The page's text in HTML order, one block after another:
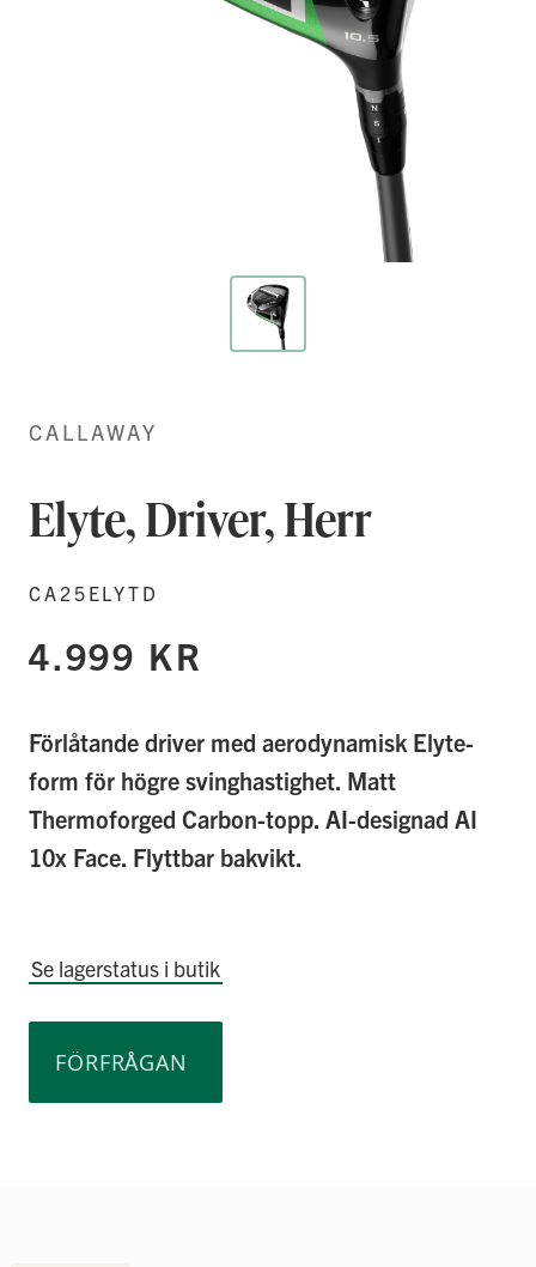
Elyte, Driver, Herr
CALLAWAY
CA25ELYTD
4.999 KR
Förlåtande driver med aerodynamisk Elyte-
form för högre svinghastighet. Matt
Thermoforged Carbon-topp. AI-designad AI
10x Face. Flyttbar bakvikt.
Se lagerstatus i butik
FÖRFRÅGAN
början
av